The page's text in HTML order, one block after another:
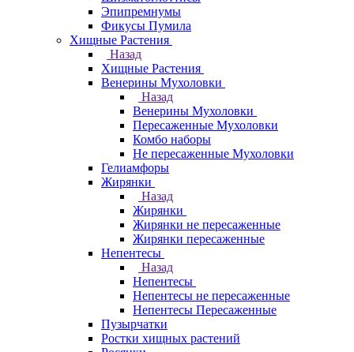
Эпипремнумы
Фикусы Пумила
Хищные Растения
Назад
Хищные Растения
Венерины Мухоловки
Назад
Венерины Мухоловки
Пересаженные Мухоловки
Комбо наборы
Не пересаженные Мухоловки
Гелиамфоры
Жирянки
Назад
Жирянки
Жирянки не пересаженные
Жирянки пересаженные
Непентесы
Назад
Непентесы
Непентесы не пересаженные
Непентесы Пересаженные
Пузырчатки
Ростки хищных растений